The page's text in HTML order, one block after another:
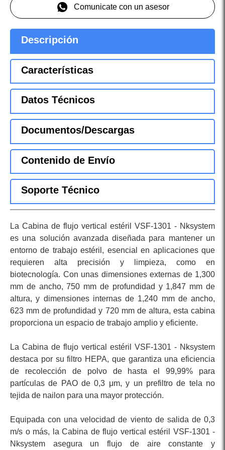
Comunicate con un asesor
Descripción
Características
Datos Técnicos
Documentos/Descargas
Contenido de Envío
Soporte Técnico
La Cabina de flujo vertical estéril VSF-1301 - Nksystem
es una solución avanzada diseñada para mantener un
entorno de trabajo estéril, esencial en aplicaciones que
requieren alta precisión y limpieza, como en
biotecnología. Con unas dimensiones externas de 1,300
mm de ancho, 750 mm de profundidad y 1,847 mm de
altura, y dimensiones internas de 1,240 mm de ancho,
623 mm de profundidad y 720 mm de altura, esta cabina
proporciona un espacio de trabajo amplio y eficiente.
La Cabina de flujo vertical estéril VSF-1301 - Nksystem
destaca por su filtro HEPA, que garantiza una eficiencia
de recolección de polvo de hasta el 99,99% para
partículas de PAO de 0,3 μm, y un prefiltro de tela no
tejida de nailon para una mayor protección.
Equipada con una velocidad de viento de salida de 0,3
m/s o más, la Cabina de flujo vertical estéril VSF-1301 -
Nksystem asegura un flujo de aire constante y